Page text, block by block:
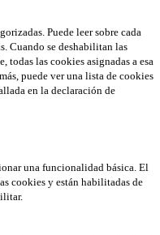
Puede leer sobre cada
Cuando se deshabilitan las
todas las cookies asignadas a esa
puede ver una lista de cookies
en la declaración de
una funcionalidad básica. El
cookies y están habilitadas de